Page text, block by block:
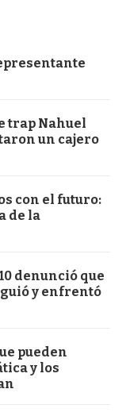
trap Nahuel
un cajero
con el futuro:
de la
denunció que
y enfrentó
pueden
y los